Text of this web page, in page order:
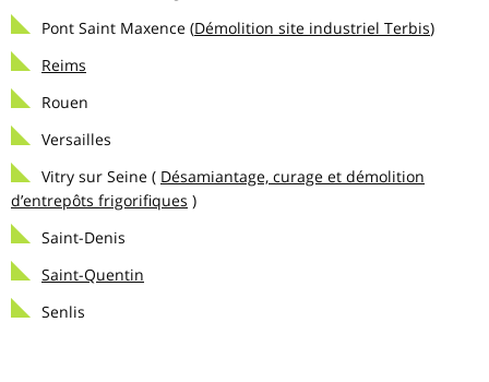
Pont Saint Maxence (Démolition site industriel Terbis)
Reims
Rouen
Versailles
Vitry sur Seine ( Désamiantage, curage et démolition
d’entrepôts frigorifiques )
Saint-Denis
Saint-Quentin
Senlis